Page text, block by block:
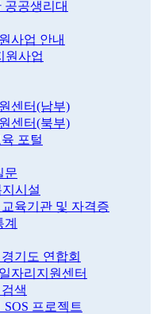
공공생리대
사업 안내
원사업
센터(남부)
센터(북부)
포털
문
시설
육기관 및 자격증
기도 연합회
자리지원센터
색
프로젝트